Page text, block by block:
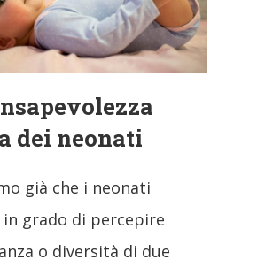
dei neonati
già che i neonati
grado di percepire
o diversità di due